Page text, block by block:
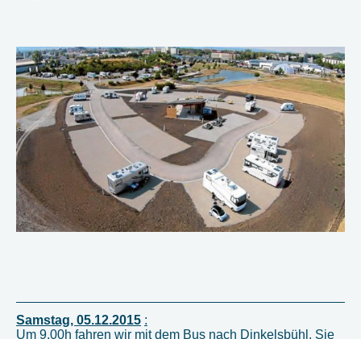
Samstag, 05.12.2015 :
Um 9.00h fahren wir mit dem Bus nach Dinkelsbühl. Sie